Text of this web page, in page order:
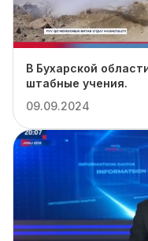
В Бухарской
штабные учения.
09.09.2024